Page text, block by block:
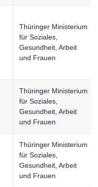
Thüringer Ministerium
für Soziales,
Gesundheit, Arbeit
und Frauen
Thüringer Ministerium
für Soziales,
Gesundheit, Arbeit
und Frauen
Thüringer Ministerium
für Soziales,
Gesundheit, Arbeit
und Frauen